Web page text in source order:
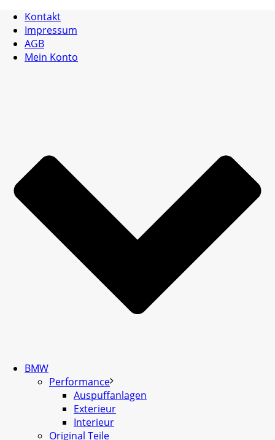
Kontakt
Impressum
AGB
Mein Konto
BMW
Performance
Auspuffanlagen
Exterieur
Interieur
Original Teile